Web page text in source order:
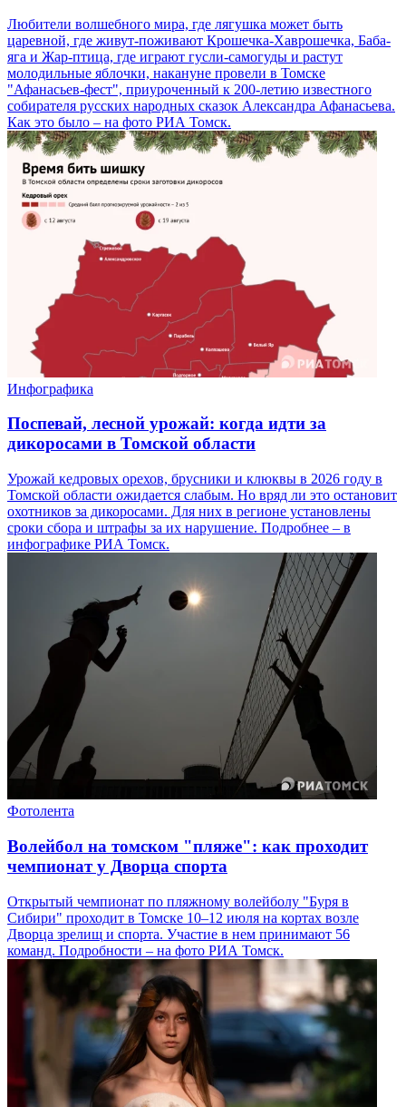
Любители волшебного мира, где лягушка может быть
царевной, где живут-поживают Крошечка-Хаврошечка, Баба-
яга и Жар-птица, где играют гусли-самогуды и растут
молодильные яблочки, накануне провели в Томске
"Афанасьев-фест", приуроченный к 200-летию известного
собирателя русских народных сказок Александра Афанасьева.
Как это было – на фото РИА Томск.
Инфографика
Поспевай, лесной урожай: когда идти за
дикоросами в Томской области
Урожай кедровых орехов, брусники и клюквы в 2026 году в
Томской области ожидается слабым. Но вряд ли это остановит
охотников за дикоросами. Для них в регионе установлены
сроки сбора и штрафы за их нарушение. Подробнее – в
инфографике РИА Томск.
Фотолента
Волейбол на томском "пляже": как проходит
чемпионат у Дворца спорта
Открытый чемпионат по пляжному волейболу "Буря в
Сибири" проходит в Томске 10–12 июля на кортах возле
Дворца зрелищ и спорта. Участие в нем принимают 56
команд. Подробности – на фото РИА Томск.